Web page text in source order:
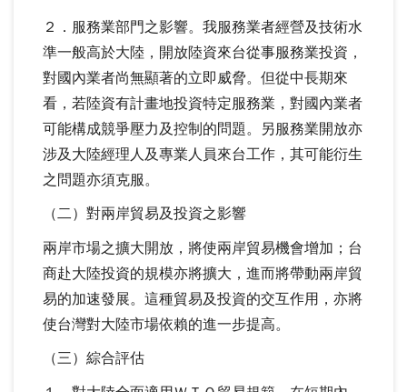
２．服務業部門之影響。我服務業者經營及技術水
準一般高於大陸，開放陸資來台從事服務業投資，
對國內業者尚無顯著的立即威脅。但從中長期來
看，若陸資有計畫地投資特定服務業，對國內業者
可能構成競爭壓力及控制的問題。另服務業開放亦
涉及大陸經理人及專業人員來台工作，其可能衍生
之問題亦須克服。
（二）對兩岸貿易及投資之影響
兩岸市場之擴大開放，將使兩岸貿易機會增加；台
商赴大陸投資的規模亦將擴大，進而將帶動兩岸貿
易的加速發展。這種貿易及投資的交互作用，亦將
使台灣對大陸市場依賴的進一步提高。
（三）綜合評估